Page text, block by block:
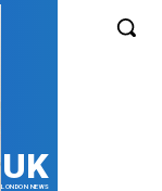
UK
LONDON NEWS